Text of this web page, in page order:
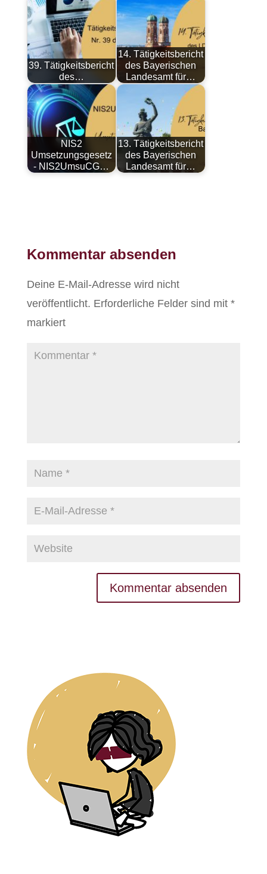
39. Tätigkeitsbericht
des…
14. Tätigkeitsbericht
des Bayerischen
Landesamt für…
NIS2
Umsetzungsgesetz
- NIS2UmsuCG…
13. Tätigkeitsbericht
des Bayerischen
Landesamt für…
Kommentar absenden
Deine E-Mail-Adresse wird nicht
veröffentlicht. Erforderliche Felder sind mit *
markiert